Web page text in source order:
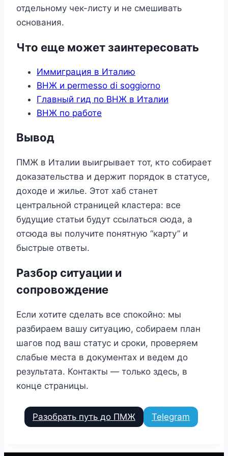
отдельному чек-листу и не смешивать
основания.
Что еще может заинтересовать
Иммиграция в Италию
ВНЖ и permesso di soggiorno
Главный гид по ВНЖ в Италии
ВНЖ по работе
Вывод
ПМЖ в Италии выигрывает тот, кто собирает
доказательства и держит порядок в статусе,
доходе и жилье. Этот хаб станет
центральной страницей кластера: все
будущие статьи будут ссылаться сюда, а
отсюда вы получите понятную “карту” и
быстрые ответы.
Разбор ситуации и
сопровождение
Если хотите сделать все спокойно: мы
разбираем вашу ситуацию, собираем план
шагов под ваш статус и сроки, проверяем
слабые места в документах и ведем до
результата. Контакты — только здесь, в
конце страницы.
Разобрать путь до ПМЖ Telegram